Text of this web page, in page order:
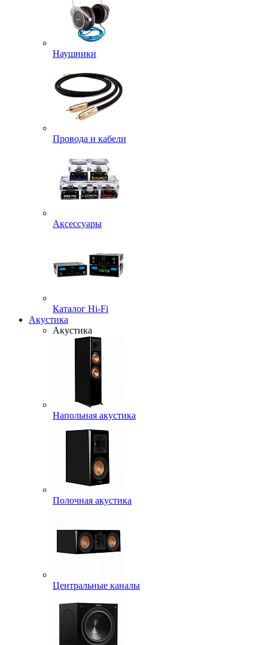
Наушники
Провода и кабели
Аксессуары
Каталог Hi-Fi
Акустика
Акустика
Напольная акустика
Полочная акустика
Центральные каналы